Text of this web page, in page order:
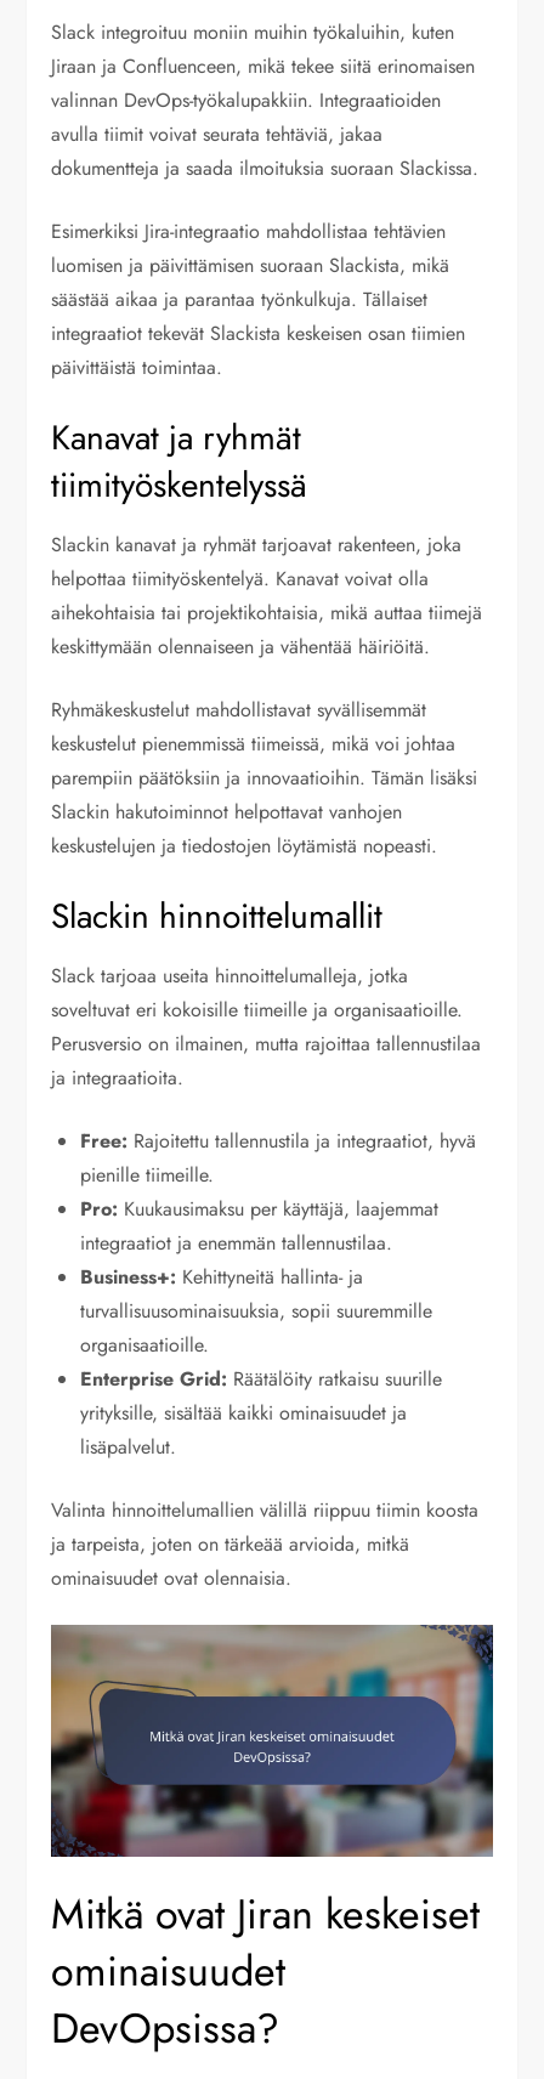
Slack integroituu moniin muihin työkaluihin, kuten
Jiraan ja Confluenceen, mikä tekee siitä erinomaisen
valinnan DevOps-työkalupakkiin. Integraatioiden
avulla tiimit voivat seurata tehtäviä, jakaa
dokumentteja ja saada ilmoituksia suoraan Slackissa.
Esimerkiksi Jira-integraatio mahdollistaa tehtävien
luomisen ja päivittämisen suoraan Slackista, mikä
säästää aikaa ja parantaa työnkulkuja. Tällaiset
integraatiot tekevät Slackista keskeisen osan tiimien
päivittäistä toimintaa.
Kanavat ja ryhmät
tiimityöskentelyssä
Slackin kanavat ja ryhmät tarjoavat rakenteen, joka
helpottaa tiimityöskentelyä. Kanavat voivat olla
aihekohtaisia tai projektikohtaisia, mikä auttaa tiimejä
keskittymään olennaiseen ja vähentää häiriöitä.
Ryhmäkeskustelut mahdollistavat syvällisemmät
keskustelut pienemmissä tiimeissä, mikä voi johtaa
parempiin päätöksiin ja innovaatioihin. Tämän lisäksi
Slackin hakutoiminnot helpottavat vanhojen
keskustelujen ja tiedostojen löytämistä nopeasti.
Slackin hinnoittelumallit
Slack tarjoaa useita hinnoittelumalleja, jotka
soveltuvat eri kokoisille tiimeille ja organisaatioille.
Perusversio on ilmainen, mutta rajoittaa tallennustilaa
ja integraatioita.
Free: Rajoitettu tallennustila ja integraatiot, hyvä
pienille tiimeille.
Pro: Kuukausimaksu per käyttäjä, laajemmat
integraatiot ja enemmän tallennustilaa.
Business+: Kehittyneitä hallinta- ja
turvallisuusominaisuuksia, sopii suuremmille
organisaatioille.
Enterprise Grid: Räätälöity ratkaisu suurille
yrityksille, sisältää kaikki ominaisuudet ja
lisäpalvelut.
Valinta hinnoittelumallien välillä riippuu tiimin koosta
ja tarpeista, joten on tärkeää arvioida, mitkä
ominaisuudet ovat olennaisia.
Mitkä ovat Jiran keskeiset
ominaisuudet
DevOpsissa?